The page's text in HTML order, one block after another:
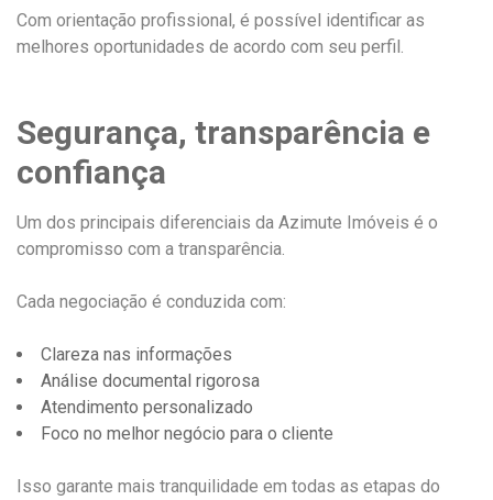
Com orientação profissional, é possível identificar as
melhores oportunidades de acordo com seu perfil.
Segurança, transparência e
confiança
Um dos principais diferenciais da Azimute Imóveis é o
compromisso com a transparência.
Cada negociação é conduzida com:
Clareza nas informações
Análise documental rigorosa
Atendimento personalizado
Foco no melhor negócio para o cliente
Isso garante mais tranquilidade em todas as etapas do